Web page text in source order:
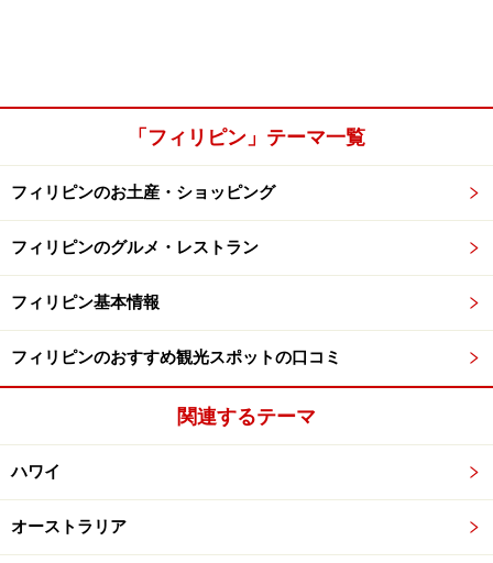
「フィリピン」テーマ一覧
フィリピンのお土産・ショッピング
フィリピンのグルメ・レストラン
フィリピン基本情報
フィリピンのおすすめ観光スポットの口コミ
関連するテーマ
ハワイ
オーストラリア